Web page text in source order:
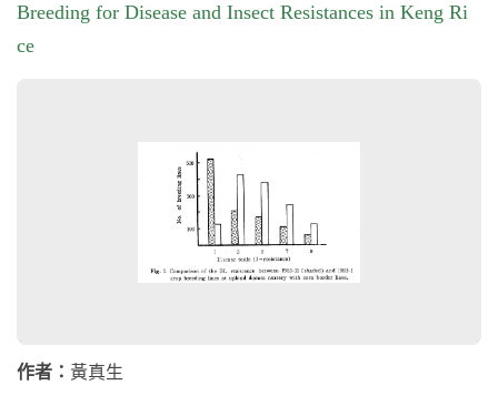
Breeding for Disease and Insect Resistances in Keng Ri
ce
作者： 黃真生